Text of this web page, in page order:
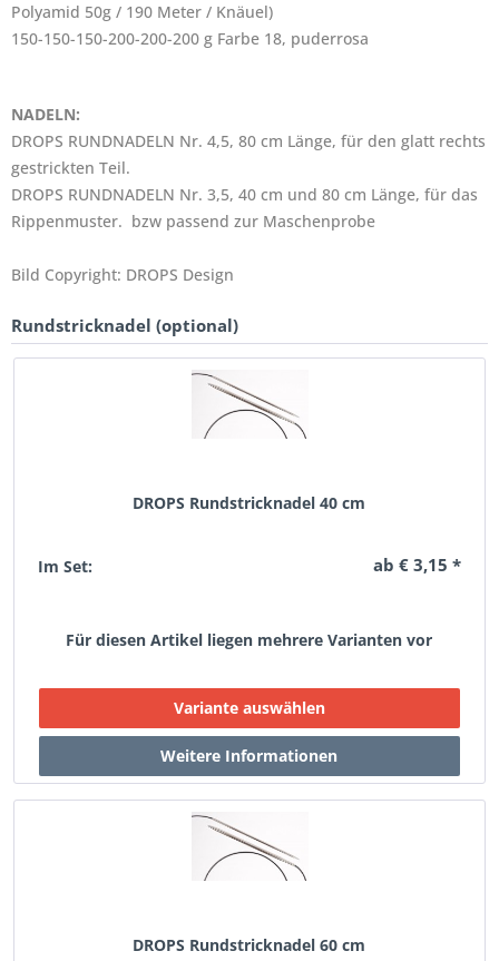
Polyamid 50g / 190 Meter / Knäuel)
150-150-150-200-200-200 g Farbe 18, puderrosa
NADELN:
DROPS RUNDNADELN Nr. 4,5, 80 cm Länge, für den glatt rechts
gestrickten Teil.
DROPS RUNDNADELN Nr. 3,5, 40 cm und 80 cm Länge, für das
Rippenmuster. bzw passend zur Maschenprobe
Bild Copyright: DROPS Design
Rundstricknadel (optional)
DROPS Rundstricknadel 40 cm
Im Set: ab € 3,15 *
Für diesen Artikel liegen mehrere Varianten vor
DROPS Rundstricknadel 60 cm